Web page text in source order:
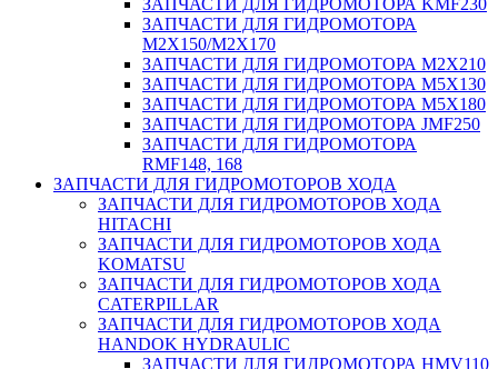
ЗАПЧАСТИ ДЛЯ ГИДРОМОТОРА
M2X150/M2X170
ЗАПЧАСТИ ДЛЯ ГИДРОМОТОРА M2X210
ЗАПЧАСТИ ДЛЯ ГИДРОМОТОРА M5X130
ЗАПЧАСТИ ДЛЯ ГИДРОМОТОРА M5X180
ЗАПЧАСТИ ДЛЯ ГИДРОМОТОРА JMF250
ЗАПЧАСТИ ДЛЯ ГИДРОМОТОРА
RMF148, 168
ЗАПЧАСТИ ДЛЯ ГИДРОМОТОРОВ ХОДА
ЗАПЧАСТИ ДЛЯ ГИДРОМОТОРОВ ХОДА
HITACHI
ЗАПЧАСТИ ДЛЯ ГИДРОМОТОРОВ ХОДА
KOMATSU
ЗАПЧАСТИ ДЛЯ ГИДРОМОТОРОВ ХОДА
CATERPILLAR
ЗАПЧАСТИ ДЛЯ ГИДРОМОТОРОВ ХОДА
HANDOK HYDRAULIC
ЗАПЧАСТИ ДЛЯ ГИДРОМОТОРА HMV110